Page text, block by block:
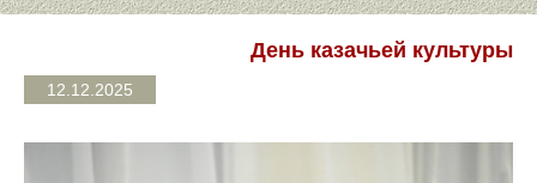
День казачьей культуры
12.12.2025